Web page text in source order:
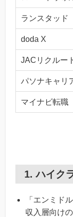
ランスタッド
doda X
JACリクルー
パソナキャリ
マイナビ転職
1. ハイク
「エンミド
収入層向け